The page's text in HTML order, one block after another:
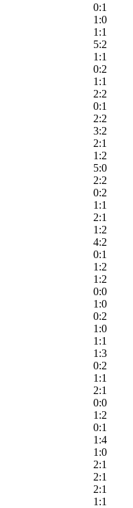
0:1
1:0
1:1
5:2
1:1
0:2
1:1
2:2
0:1
2:2
3:2
2:1
1:2
5:0
2:2
0:2
1:1
2:1
1:2
4:2
0:1
1:2
1:2
0:0
1:0
0:2
1:0
1:1
1:3
0:2
1:1
2:1
0:0
1:2
0:1
1:4
1:0
2:1
2:1
2:1
1:1